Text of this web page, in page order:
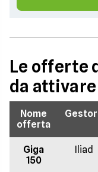
Le offerte
da
Nome
offerta
Giga
150
Iliad